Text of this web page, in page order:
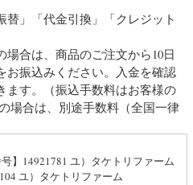
」「代金引換」「クレジット
場合は、商品のご注文から10日
お振込みください。入金を確認
ます。（振込手数料はお客様の
場合は、別途手数料（全国一律
】14921781 ユ）タケトリファーム
ユ）タケトリファーム